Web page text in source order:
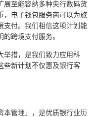
展至能容纳多种央行数码货
，电子钱包服务商可以为旅
支付。我们相信这项计划能
跨境支付服务。
举措，是我们致力应用科
些新计划不仅惠及银行客
本管理」，是优质银行业历